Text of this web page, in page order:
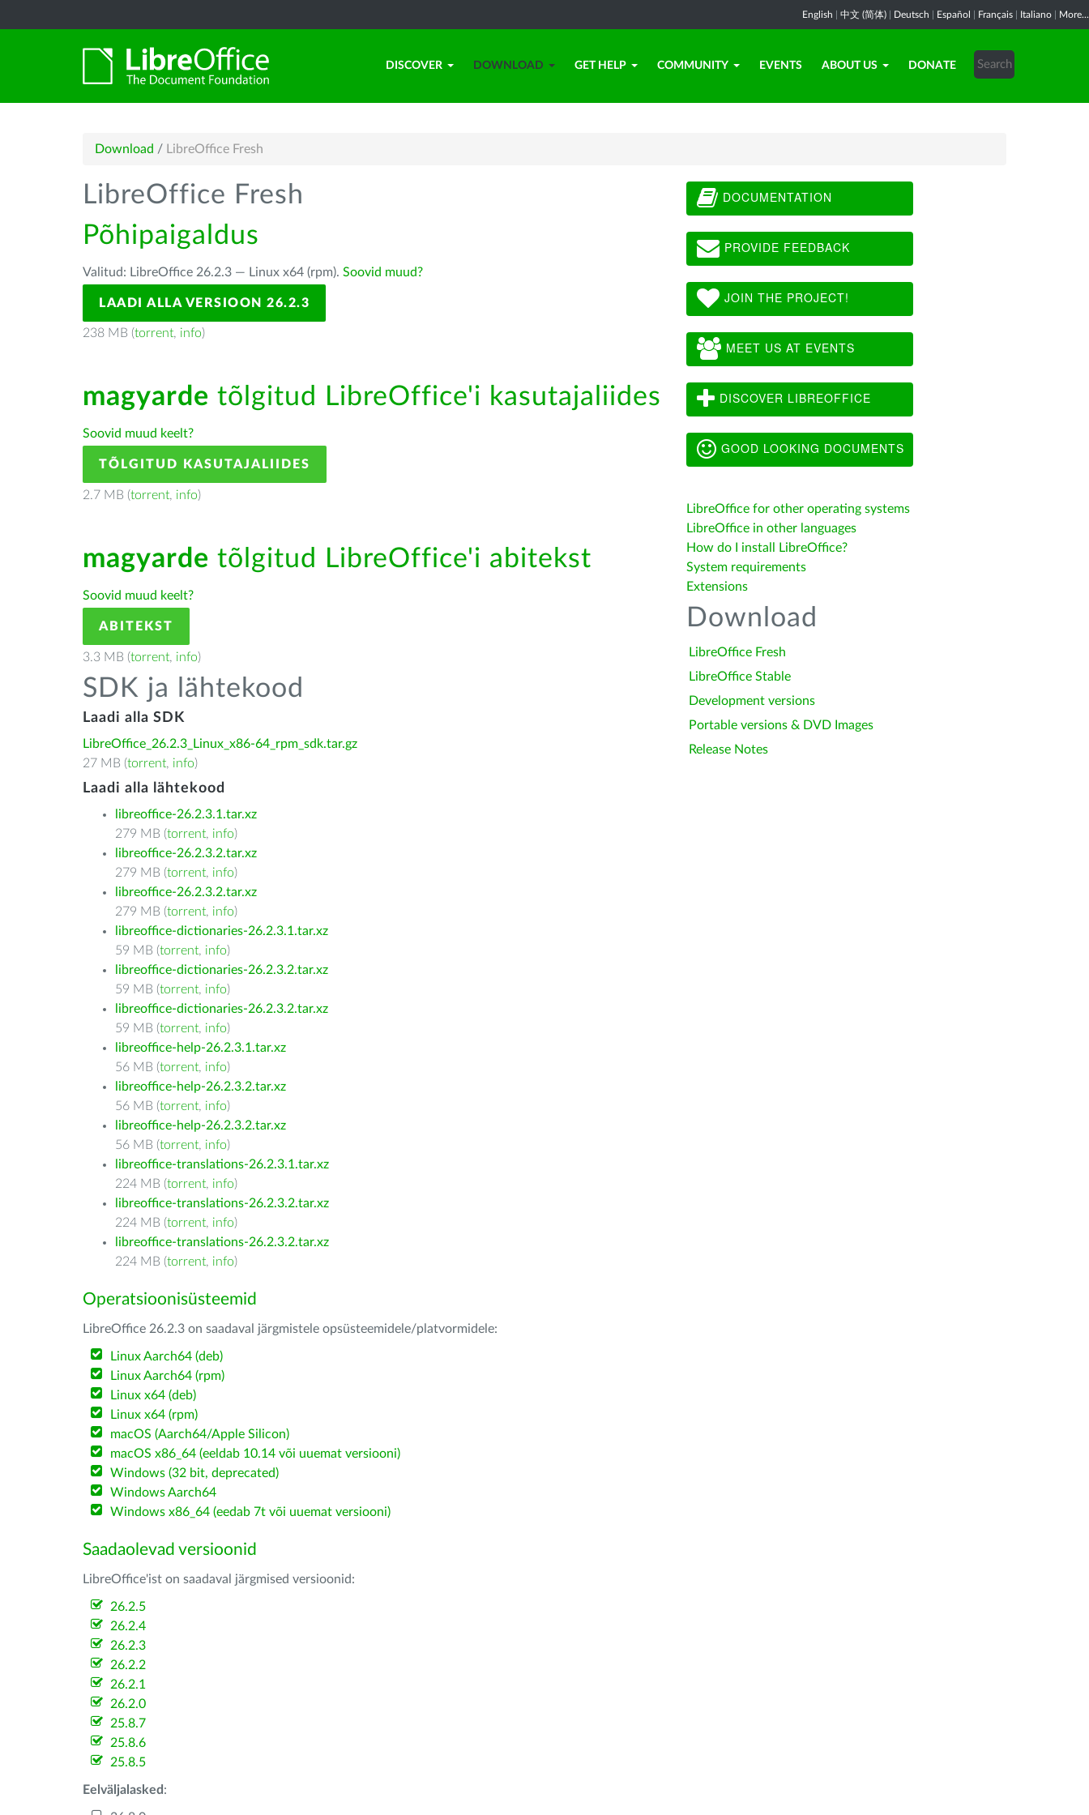
English 中文 (简体) Deutsch Español Français Italiano More...
DISCOVER DOWNLOAD GET HELP COMMUNITY EVENTS ABOUT US DONATE
Download / LibreOffice Fresh
LibreOffice Fresh
Põhipaigaldus
Valitud: LibreOffice 26.2.3 — Linux x64 (rpm). Soovid muud?
LAADI ALLA VERSIOON 26.2.3
238 MB (torrent, info)
magyarde tõlgitud LibreOffice'i kasutajaliides
Soovid muud keelt?
TÕLGITUD KASUTAJALIIDES
2.7 MB (torrent, info)
magyarde tõlgitud LibreOffice'i abitekst
Soovid muud keelt?
ABITEKST
3.3 MB (torrent, info)
SDK ja lähtekood
Laadi alla SDK
LibreOffice_26.2.3_Linux_x86-64_rpm_sdk.tar.gz
27 MB (torrent, info)
Laadi alla lähtekood
libreoffice-26.2.3.1.tar.xz
279 MB (torrent, info)
libreoffice-26.2.3.2.tar.xz
279 MB (torrent, info)
libreoffice-26.2.3.2.tar.xz
279 MB (torrent, info)
libreoffice-dictionaries-26.2.3.1.tar.xz
59 MB (torrent, info)
libreoffice-dictionaries-26.2.3.2.tar.xz
59 MB (torrent, info)
libreoffice-dictionaries-26.2.3.2.tar.xz
59 MB (torrent, info)
libreoffice-help-26.2.3.1.tar.xz
56 MB (torrent, info)
libreoffice-help-26.2.3.2.tar.xz
56 MB (torrent, info)
libreoffice-help-26.2.3.2.tar.xz
56 MB (torrent, info)
libreoffice-translations-26.2.3.1.tar.xz
224 MB (torrent, info)
libreoffice-translations-26.2.3.2.tar.xz
224 MB (torrent, info)
libreoffice-translations-26.2.3.2.tar.xz
224 MB (torrent, info)
Operatsioonisüsteemid
LibreOffice 26.2.3 on saadaval järgmistele opsüsteemidele/platvormidele:
Linux Aarch64 (deb)
Linux Aarch64 (rpm)
Linux x64 (deb)
Linux x64 (rpm)
macOS (Aarch64/Apple Silicon)
macOS x86_64 (eeldab 10.14 või uuemat versiooni)
Windows (32 bit, deprecated)
Windows Aarch64
Windows x86_64 (eedab 7t või uuemat versiooni)
Saadaolevad versioonid
LibreOffice'ist on saadaval järgmised versioonid:
26.2.5
26.2.4
26.2.3
26.2.2
26.2.1
26.2.0
25.8.7
25.8.6
25.8.5
Eelväljalasked :
DOCUMENTATION
PROVIDE FEEDBACK
JOIN THE PROJECT!
MEET US AT EVENTS
DISCOVER LIBREOFFICE
GOOD LOOKING DOCUMENTS
LibreOffice for other operating systems
LibreOffice in other languages
How do I install LibreOffice?
System requirements
Extensions
Download
LibreOffice Fresh
LibreOffice Stable
Development versions
Portable versions & DVD Images
Release Notes